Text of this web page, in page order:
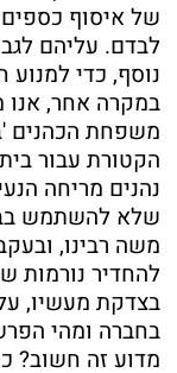
של איסוף
לבדם. עליהם
נוסף, כדי
במקרה אחר,
משפחת הכהנים
הקטורת עבור
נהנים מריחה
שלא להשתמש
משה רבינו,
להחדיר נורמות
בצדקת מעשיו,
בחברה ומהי
מדוע זה חשוב?